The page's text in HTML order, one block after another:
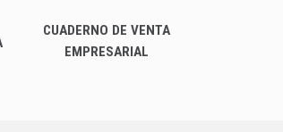
CUADERNO DE VENTA
EMPRESARIAL